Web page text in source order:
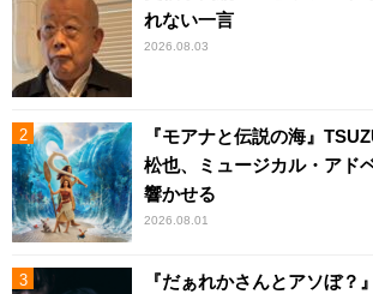
れない一言
2026.08.03
『モアナと伝説の海』
松也、ミュージカル・アド
響かせる
2026.08.01
『だぁれかさんとアソぼ？